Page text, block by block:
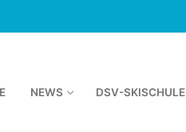
NEWS DSV-SKISCHULE